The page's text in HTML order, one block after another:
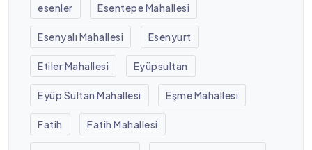
esenler Esentepe Mahallesi
Esenyalı Mahallesi Esenyurt
Etiler Mahallesi Eyüpsultan
Eyüp Sultan Mahallesi Eşme Mahallesi
Fatih Fatih Mahallesi